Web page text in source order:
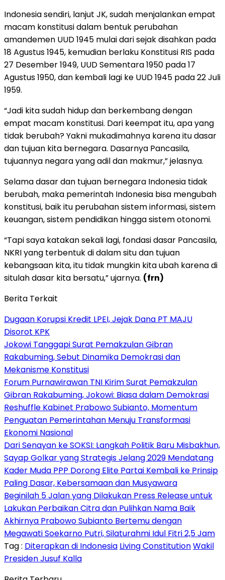
Indonesia sendiri, lanjut JK, sudah menjalankan empat
macam konstitusi dalam bentuk perubahan
amandemen UUD 1945 mulai dari sejak disahkan pada
18 Agustus 1945, kemudian berlaku Konstitusi RIS pada
27 Desember 1949, UUD Sementara 1950 pada 17
Agustus 1950, dan kembali lagi ke UUD 1945 pada 22 Juli
1959.
“Jadi kita sudah hidup dan berkembang dengan
empat macam konstitusi. Dari keempat itu, apa yang
tidak berubah? Yakni mukadimahnya karena itu dasar
dan tujuan kita bernegara. Dasarnya Pancasila,
tujuannya negara yang adil dan makmur,” jelasnya.
Selama dasar dan tujuan bernegara Indonesia tidak
berubah, maka pemerintah Indonesia bisa mengubah
konstitusi, baik itu perubahan sistem informasi, sistem
keuangan, sistem pendidikan hingga sistem otonomi.
“Tapi saya katakan sekali lagi, fondasi dasar Pancasila,
NKRI yang terbentuk di dalam situ dan tujuan
kebangsaan kita, itu tidak mungkin kita ubah karena di
situlah dasar kita bersatu,” ujarnya. (frn)
Berita Terkait
Dugaan Korupsi Kredit LPEI, Jejak Dana PT MAJU
Disorot KPK
Jokowi Tanggapi Surat Pemakzulan Gibran
Rakabuming, Sebut Dinamika Demokrasi dan
Mekanisme Konstitusi
Forum Purnawirawan TNI Kirim Surat Pemakzulan
Gibran Rakabuming, Jokowi: Biasa dalam Demokrasi
Reshuffle Kabinet Prabowo Subianto, Momentum
Penguatan Pemerintahan Menuju Transformasi
Ekonomi Nasional
Dari Senayan ke SOKSI: Langkah Politik Baru Misbakhun,
Sayap Golkar yang Strategis Jelang 2029 Mendatang
Kader Muda PPP Dorong Elite Partai Kembali ke Prinsip
Paling Dasar, Kebersamaan dan Musyawara
Beginilah 5 Jalan yang Dilakukan Press Release untuk
Lakukan Perbaikan Citra dan Pulihkan Nama Baik
Akhirnya Prabowo Subianto Bertemu dengan
Megawati Soekarno Putri, Silaturahmi Idul Fitri 2,5 Jam
Tag : Diterapkan di Indonesia Living ConstitutionWakil
Presiden Jusuf Kalla